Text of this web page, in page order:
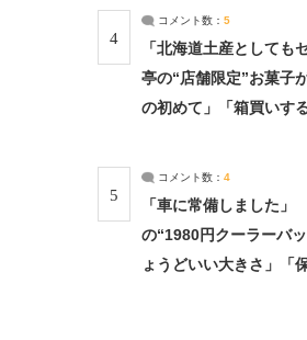
4
コメント数： 5
「北海道土産としても
亭の“店舗限定”お菓
の初めて」「箱買いす
5
コメント数： 4
「車に常備しました
の“1980円クーラーバ
ょうどいい大きさ」「